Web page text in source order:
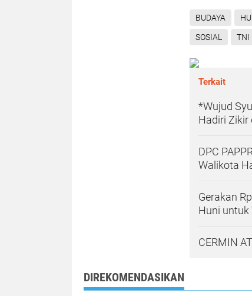
BUDAYA
SOSIAL TNI
Terkait
*Wujud
Hadiri Zikir
DPC
Walikota
Gerakan
Huni untuk
CERMIN
DIREKOMENDASIKAN